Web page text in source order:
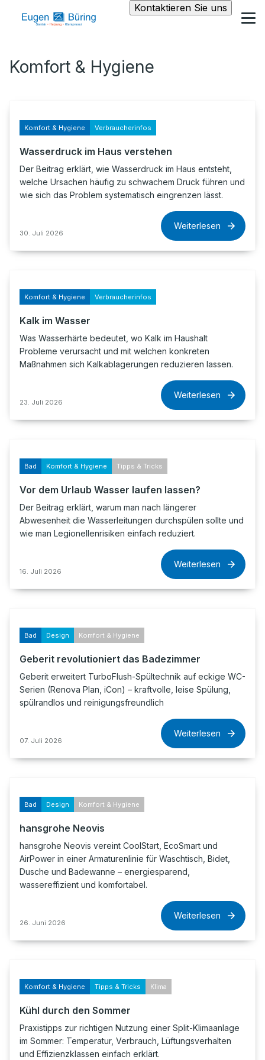
Kontaktieren Sie uns
Komfort & Hygiene
Komfort & Hygiene Verbraucherinfos
Wasserdruck im Haus verstehen
Der Beitrag erklärt, wie Wasserdruck im Haus entsteht,
welche Ursachen häufig zu schwachem Druck führen und
wie sich das Problem systematisch eingrenzen lässt.
30. Juli 2026
Weiterlesen
Komfort & Hygiene Verbraucherinfos
Kalk im Wasser
Was Wasserhärte bedeutet, wo Kalk im Haushalt
Probleme verursacht und mit welchen konkreten
Maßnahmen sich Kalkablagerungen reduzieren lassen.
23. Juli 2026
Weiterlesen
Bad Komfort & Hygiene Tipps & Tricks
Vor dem Urlaub Wasser laufen lassen?
Der Beitrag erklärt, warum man nach längerer
Abwesenheit die Wasserleitungen durchspülen sollte und
wie man Legionellenrisiken einfach reduziert.
16. Juli 2026
Weiterlesen
Bad Design Komfort & Hygiene
Geberit revolutioniert das Badezimmer
Geberit erweitert TurboFlush-Spültechnik auf eckige WC-
Serien (Renova Plan, iCon) – kraftvolle, leise Spülung,
spülrandlos und reinigungsfreundlich
07. Juli 2026
Weiterlesen
Bad Design Komfort & Hygiene
hansgrohe Neovis
hansgrohe Neovis vereint CoolStart, EcoSmart und
AirPower in einer Armaturenlinie für Waschtisch, Bidet,
Dusche und Badewanne – energiesparend,
wassereffizient und komfortabel.
26. Juni 2026
Weiterlesen
Komfort & Hygiene Tipps & Tricks Klima
Kühl durch den Sommer
Praxistipps zur richtigen Nutzung einer Split-Klimaanlage
im Sommer: Temperatur, Verbrauch, Lüftungsverhalten
und Effizienzklassen einfach erklärt.